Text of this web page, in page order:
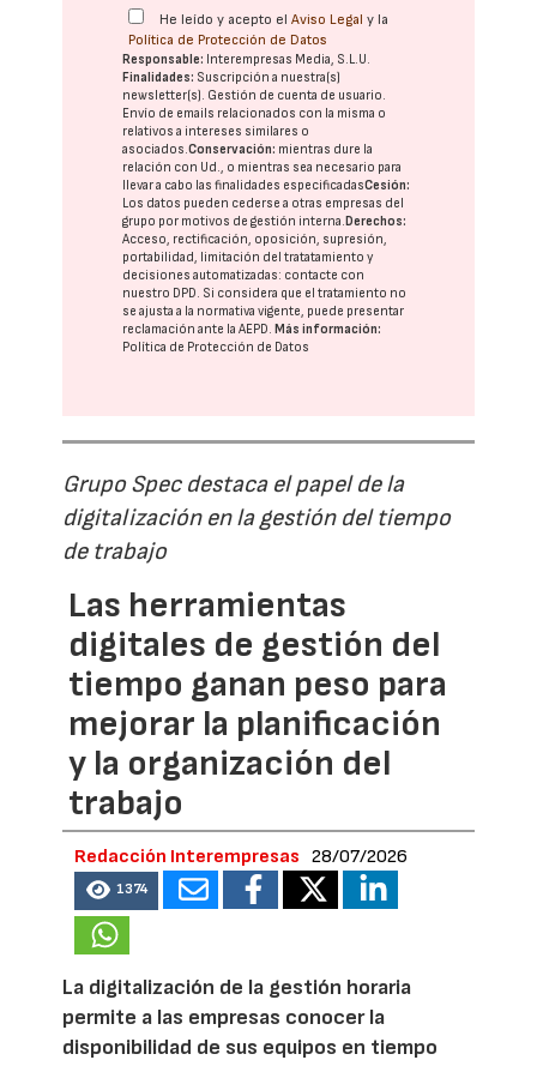
He leído y acepto elAviso Legal y la
Política de Protección de Datos
Responsable: Interempresas Media, S.L.U.
Finalidades: Suscripción a nuestra(s)
newsletter(s). Gestión de cuenta de usuario.
Envío de emails relacionados con la misma o
relativos a intereses similares o
asociados.Conservación: mientras dure la
relación con Ud., o mientras sea necesario para
llevar a cabo las finalidades especificadasCesión:
Los datos pueden cederse a otras empresas del
grupo por motivos de gestión interna. Derechos:
Acceso, rectificación, oposición, supresión,
portabilidad, limitación del tratatamiento y
decisiones automatizadas: contacte con
nuestro DPD. Si considera que el tratamiento no
se ajusta a la normativa vigente, puede presentar
reclamación ante laAEPD. Más información:
Política de Protección de Datos
Grupo Spec destaca el papel de la
digitalización en la gestión del tiempo
de trabajo
Las herramientas
digitales de gestión del
tiempo ganan peso para
mejorar la planificación
y la organización del
trabajo
Redacción Interempresas 28/07/2026
1374
La digitalización de la gestión horaria
permite a las empresas conocer la
disponibilidad de sus equipos en tiempo